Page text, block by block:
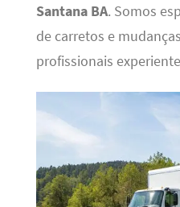
Santana BA. Somos
de carretos e
profissionais